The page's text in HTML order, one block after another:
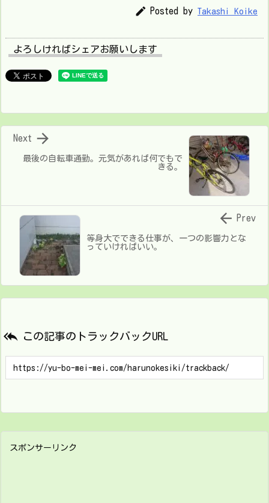
 Posted by Takashi Koike
よろしければシェアお願いします
最後の自転車通勤。元気があれば何でもで
きる。

Next
等身大でできる仕事が、一つの影響力とな
っていければいい。
 Prev
 この記事のトラックバックURL
スポンサーリンク